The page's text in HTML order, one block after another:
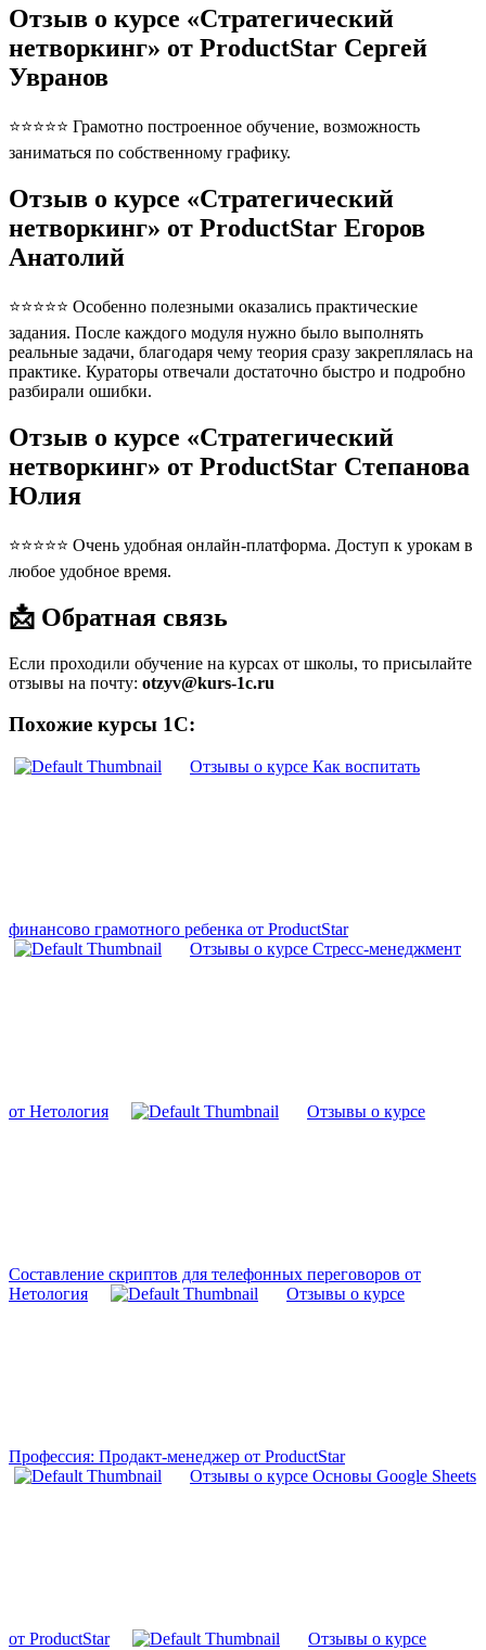
Отзыв о курсе «Стратегический
нетворкинг» от ProductStar Сергей
Увранов
⭐⭐⭐⭐⭐ Грамотно построенное обучение, возможность
заниматься по собственному графику.
Отзыв о курсе «Стратегический
нетворкинг» от ProductStar Егоров
Анатолий
⭐⭐⭐⭐⭐ Особенно полезными оказались практические
задания. После каждого модуля нужно было выполнять
реальные задачи, благодаря чему теория сразу закреплялась на
практике. Кураторы отвечали достаточно быстро и подробно
разбирали ошибки.
Отзыв о курсе «Стратегический
нетворкинг» от ProductStar Степанова
Юлия
⭐⭐⭐⭐⭐ Очень удобная онлайн-платформа. Доступ к урокам в
любое удобное время.
📩 Обратная связь
Если проходили обучение на курсах от школы, то присылайте
отзывы на почту: otzyv@kurs-1c.ru
Похожие курсы 1С:
Отзывы о курсе Как воспитать
финансово грамотного ребенка от ProductStar
Отзывы о курсе Стресс-менеджмент
от Нетология Отзывы о курсе
Составление скриптов для телефонных переговоров от
Нетология
Отзывы о курсе
Профессия: Продакт-менеджер от ProductStar
Отзывы о курсе Основы Google Sheets
от ProductStar Отзывы о курсе